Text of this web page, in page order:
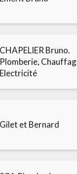
CHAPELIER Bruno.
Plomberie,
Electricité
Gilet et Bernard